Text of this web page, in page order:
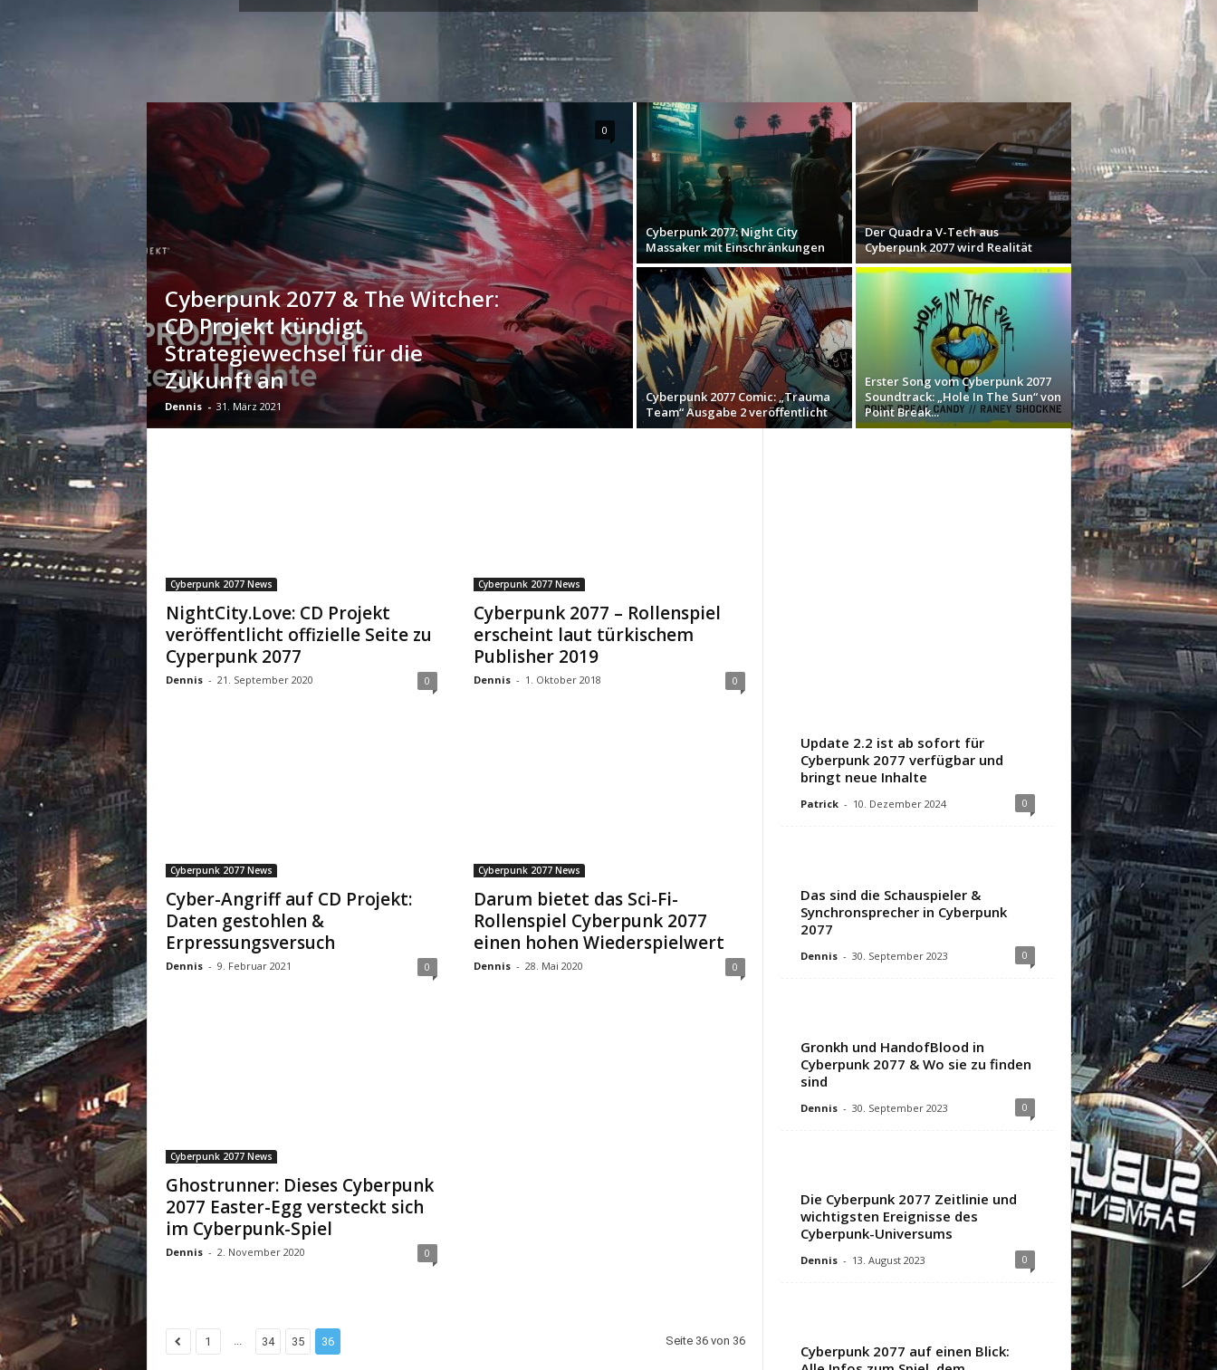
o
u
i
y
z
u
C
y
b
e
r
p
u
n
k
0
7
Cyberpunk 2077 & The Witcher:
CD Projekt kündigt
Strategiewechsel für die
Zukunft an
Dennis - 31. März 2021
0
Cyberpunk 2077: Night City
Massaker mit Einschränkungen
Der Quadra V-Tech aus
Cyberpunk 2077 wird Realität
Cyberpunk 2077 Comic: „Trauma
Team“ Ausgabe 2 veröffentlicht
Erster Song vom Cyberpunk 2077
Soundtrack: „Hole In The Sun“ von
Point Break...
Cyberpunk 2077 News
NightCity.Love: CD Projekt
veröffentlicht offizielle Seite zu
Cyperpunk 2077
Dennis - 21. September 2020 0
Cyberpunk 2077 News
Cyberpunk 2077 – Rollenspiel
erscheint laut türkischem
Publisher 2019
Dennis - 1. Oktober 2018 0
Cyberpunk 2077 News
Cyber-Angriff auf CD Projekt:
Daten gestohlen &
Erpressungsversuch
Dennis - 9. Februar 2021 0
Cyberpunk 2077 News
Darum bietet das Sci-Fi-
Rollenspiel Cyberpunk 2077
einen hohen Wiederspielwert
Dennis - 28. Mai 2020 0
Cyberpunk 2077 News
Ghostrunner: Dieses Cyberpunk
2077 Easter-Egg versteckt sich
im Cyberpunk-Spiel
Dennis - 2. November 2020 0
1 ... 34 35 36 Seite 36 von 36
Update 2.2 ist ab sofort für
Cyberpunk 2077 verfügbar und
bringt neue Inhalte
Patrick - 10. Dezember 2024 0
Das sind die Schauspieler &
Synchronsprecher in Cyberpunk
2077
Dennis - 30. September 2023 0
Gronkh und HandofBlood in
Cyberpunk 2077 & Wo sie zu finden
sind
Dennis - 30. September 2023 0
Die Cyberpunk 2077 Zeitlinie und
wichtigsten Ereignisse des
Cyberpunk-Universums
Dennis - 13. August 2023 0
Cyberpunk 2077 auf einen Blick: